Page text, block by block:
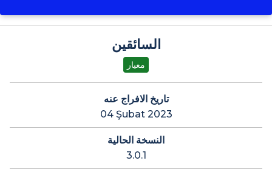
السائقين
معيار
تاريخ الافراج عنه
04 Şubat 2023
النسخة الحالية
3.0.1